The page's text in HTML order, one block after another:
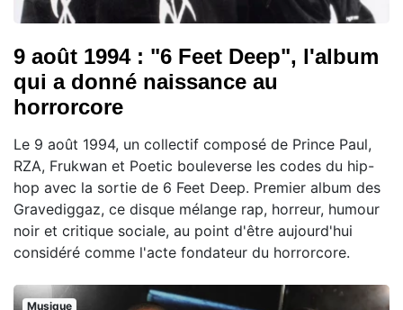
9 août 1994 : "6 Feet Deep", l'album
qui a donné naissance au
horrorcore
Le 9 août 1994, un collectif composé de Prince Paul,
RZA, Frukwan et Poetic bouleverse les codes du hip-
hop avec la sortie de 6 Feet Deep. Premier album des
Gravediggaz, ce disque mélange rap, horreur, humour
noir et critique sociale, au point d'être aujourd'hui
considéré comme l'acte fondateur du horrorcore.
Musique